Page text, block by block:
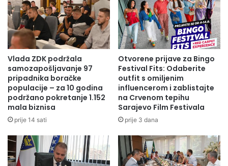
Vlada ZDK podržala
samozapošljavanje 97
pripadnika boračke
populacije – za 10 godina
podržano pokretanje 1.152
mala biznisa
prije 14 sati
Otvorene prijave za Bingo
Festival Fits: Odaberite
outfit s omiljenim
influencerom i zablistajte
na Crvenom tepihu
Sarajevo Film Festivala
prije 3 dana